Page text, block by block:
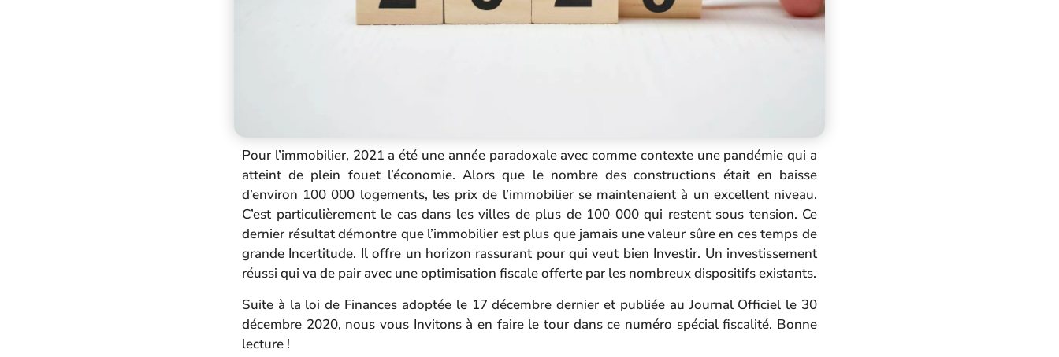
Pour l’immobilier, 2021 a été une année paradoxale avec comme contexte une pandémie qui a
atteint de plein fouet l’économie. Alors que le nombre des constructions était en baisse
d’environ 100 000 logements, les prix de l’immobilier se maintenaient à un excellent niveau.
C’est particulièrement le cas dans les villes de plus de 100 000 qui restent sous tension. Ce
dernier résultat démontre que l’immobilier est plus que jamais une valeur sûre en ces temps de
grande Incertitude. Il offre un horizon rassurant pour qui veut bien Investir. Un investissement
réussi qui va de pair avec une optimisation fiscale offerte par les nombreux dispositifs existants.
Suite à la loi de Finances adoptée le 17 décembre dernier et publiée au Journal Officiel le 30
décembre 2020, nous vous Invitons à en faire le tour dans ce numéro spécial fiscalité. Bonne
lecture !